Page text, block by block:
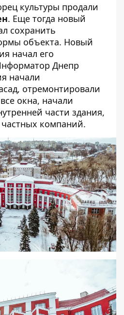
культуры продали
. Еще тогда новый
сохранить
объекта. Новый
начал его
Днепр
начали
отремонтировали
окна, начали
части здания,
компаний.